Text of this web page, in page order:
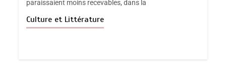
paraissaient moins recevables, dans la
Culture et Littérature